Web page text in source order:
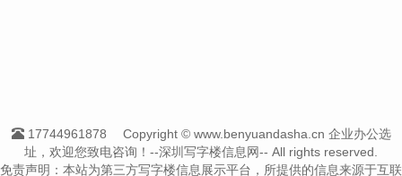
17744961878
Copyright © www.benyuandasha.cn 企业办公选
址，欢迎您致电咨询！--深圳写字楼信息网-- All rights reserved.
免责声明：本站为第三方写字楼信息展示平台，所提供的信息来源于互联